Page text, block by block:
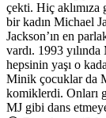
çekti. Hiç aklımıza
bir kadın Michael
Jackson’ın en
vardı. 1993
hepsinin yaşı o
Minik çocuklar da
komiklerdi. Onları
MJ gibi dans